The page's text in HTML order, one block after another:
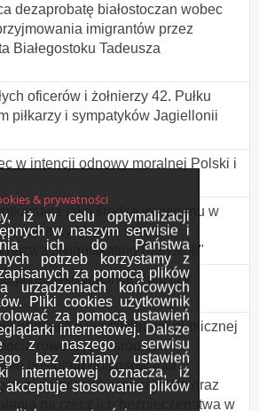
& prywatności
iż w celu optymalizacji
w naszym serwisie i
ich do Państwa
potrzeb korzystamy z
za pomocą plików
urządzeniach końcowych
Pliki cookies użytkownik
za pomocą ustawień
internetowej. Dalsze
z naszego serwisu
bez zmiany ustawień
internetowej oznacza, iż
akceptuje stosowanie plików
dezaprobatę białostoczan wobec
imigrantów przez
Białegostoku Tadeusza
oficerów i żołnierzy 42. Pułku
piłkarzy i sympatyków Jagiellonii
w intencji odnowy moralnej Polski i
jako środka transportu w
rolkarzy ulicami miasta
nazwą ,,Nightskating Białystok"
przeciwko wycince Puszczy
obecności w przestrzeni publicznej
roweru jako środka
postulatu dostosowania
do potrzeb rowerzystów oraz
na rzecz ich bezpieczeństwa w